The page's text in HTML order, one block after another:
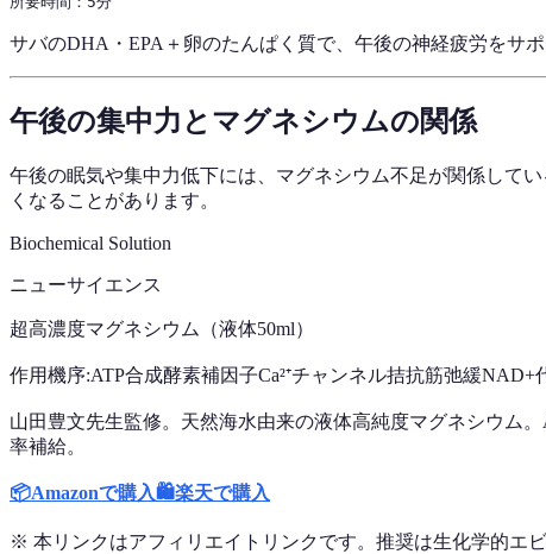
サバのDHA・EPA＋卵のたんぱく質で、午後の神経疲労をサ
午後の集中力とマグネシウムの関係
午後の眠気や集中力低下には、マグネシウム不足が関係して
くなることがあります。
Biochemical Solution
ニューサイエンス
超高濃度マグネシウム（液体50ml）
作用機序:ATP合成酵素補因子Ca²⁺チャンネル拮抗筋弛緩NAD+
山田豊文先生監修。天然海水由来の液体高純度マグネシウム
率補給。
📦Amazonで購入🛍️楽天で購入
※ 本リンクはアフィリエイトリンクです。推奨は生化学的エ